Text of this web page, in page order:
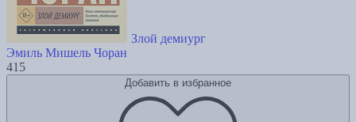
Злой демиург
Эмиль Мишель Чоран
415
Добавить в избранное